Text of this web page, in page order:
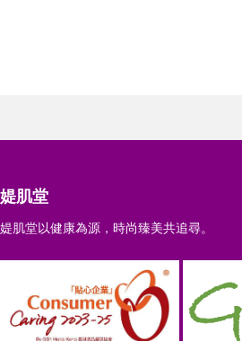
媞肌堂
媞肌堂以健康為源，時尚臻美共追尋。